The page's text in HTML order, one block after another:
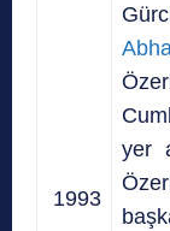
1993
yer